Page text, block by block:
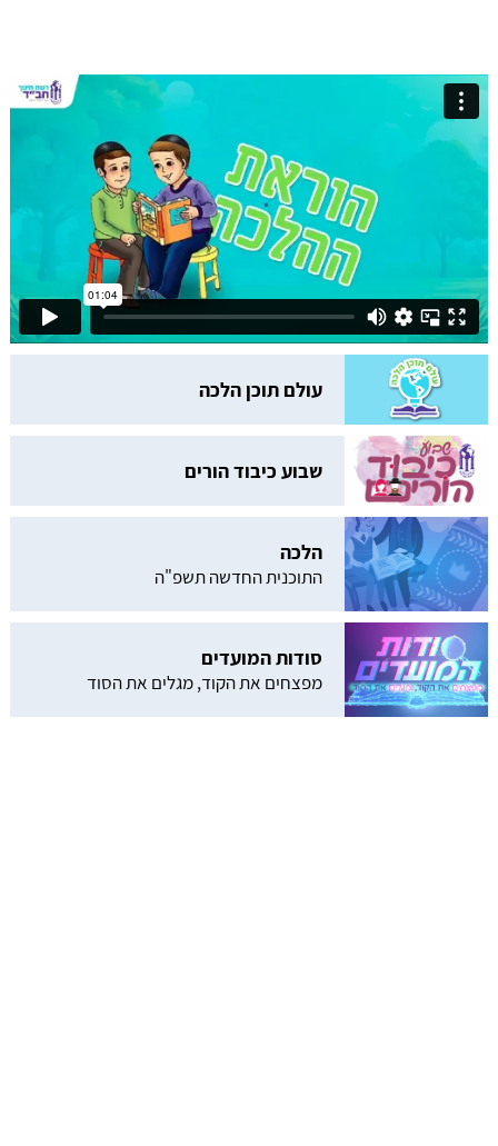
עולם תוכן הלכה
שבוע כיבוד הורים
הלכה
התוכנית החדשה תשפ"ה
סודות המועדים
מפצחים את הקוד, מגלים את הסוד